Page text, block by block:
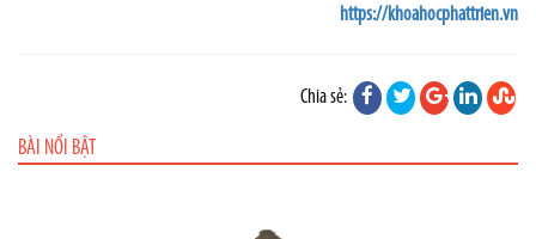
https://khoahocphattrien.vn
Chia sẻ:
BÀI NỔI BẬT